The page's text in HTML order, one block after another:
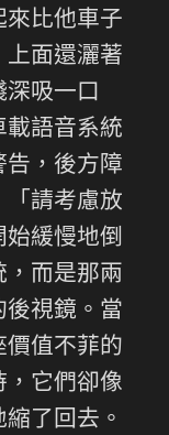
來比他車子
上面還灑著
深吸一口
載語音系統
告，後方障
「請考慮放
始緩慢地倒
，而是那兩
後視鏡。當
價值不菲的
，它們卻像
了回去。